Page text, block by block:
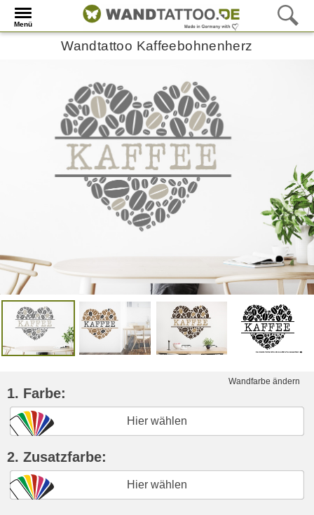
Menü
Wandtattoo Kaffeebohnenherz
Wandfarbe ändern
1. Farbe:
Hier wählen
2. Zusatzfarbe:
Hier wählen